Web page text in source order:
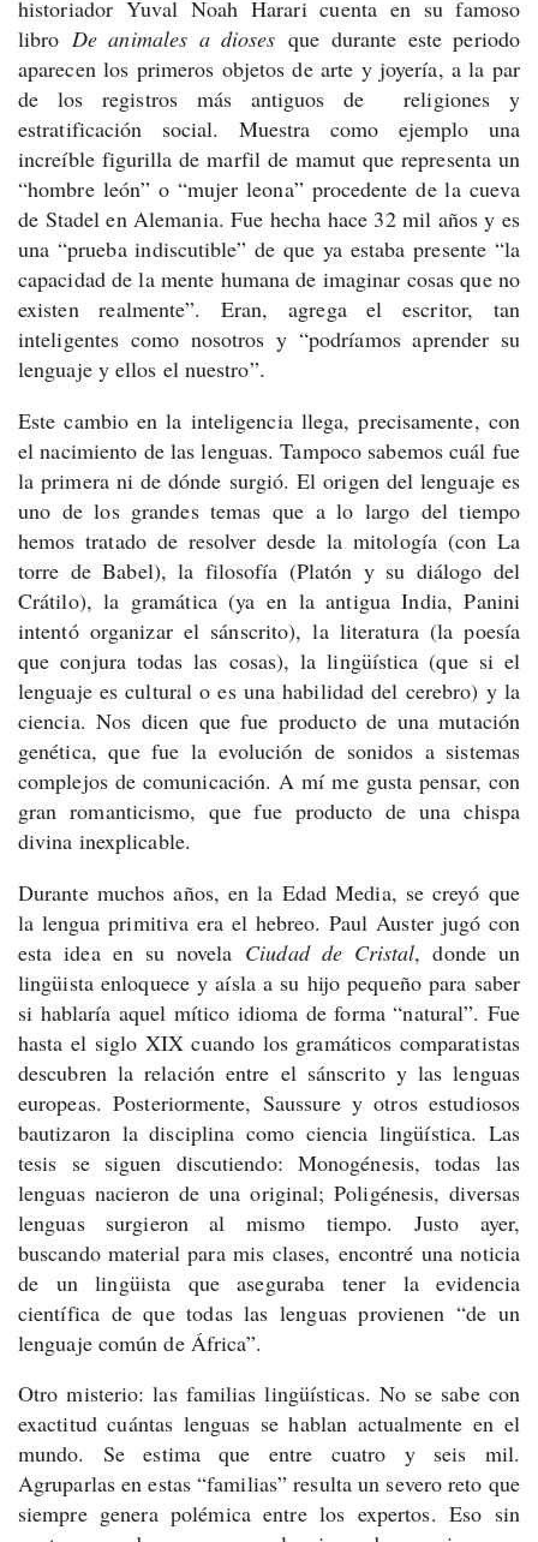
historiador Yuval Noah Harari cuenta en su famoso
libro De animales a dioses que durante este periodo
aparecen los primeros objetos de arte y joyería, a la par
de los registros más antiguos de religiones y
estratificación social. Muestra como ejemplo una
increíble figurilla de marfil de mamut que representa un
“hombre león” o “mujer leona” procedente de la cueva
de Stadel en Alemania. Fue hecha hace 32 mil años y es
una “prueba indiscutible” de que ya estaba presente “la
capacidad de la mente humana de imaginar cosas que no
existen realmente”. Eran, agrega el escritor, tan
inteligentes como nosotros y “podríamos aprender su
lenguaje y ellos el nuestro”.
Este cambio en la inteligencia llega, precisamente, con
el nacimiento de las lenguas. Tampoco sabemos cuál fue
la primera ni de dónde surgió. El origen del lenguaje es
uno de los grandes temas que a lo largo del tiempo
hemos tratado de resolver desde la mitología (con La
torre de Babel), la filosofía (Platón y su diálogo del
Crátilo), la gramática (ya en la antigua India, Panini
intentó organizar el sánscrito), la literatura (la poesía
que conjura todas las cosas), la lingüística (que si el
lenguaje es cultural o es una habilidad del cerebro) y la
ciencia. Nos dicen que fue producto de una mutación
genética, que fue la evolución de sonidos a sistemas
complejos de comunicación. A mí me gusta pensar, con
gran romanticismo, que fue producto de una chispa
divina inexplicable.
Durante muchos años, en la Edad Media, se creyó que
la lengua primitiva era el hebreo. Paul Auster jugó con
esta idea en su novela Ciudad de Cristal, donde un
lingüista enloquece y aísla a su hijo pequeño para saber
si hablaría aquel mítico idioma de forma “natural”. Fue
hasta el siglo XIX cuando los gramáticos comparatistas
descubren la relación entre el sánscrito y las lenguas
europeas. Posteriormente, Saussure y otros estudiosos
bautizaron la disciplina como ciencia lingüística. Las
tesis se siguen discutiendo: Monogénesis, todas las
lenguas nacieron de una original; Poligénesis, diversas
lenguas surgieron al mismo tiempo. Justo ayer,
buscando material para mis clases, encontré una noticia
de un lingüista que aseguraba tener la evidencia
científica de que todas las lenguas provienen “de un
lenguaje común de África”.
Otro misterio: las familias lingüísticas. No se sabe con
exactitud cuántas lenguas se hablan actualmente en el
mundo. Se estima que entre cuatro y seis mil.
Agruparlas en estas “familias” resulta un severo reto que
siempre genera polémica entre los expertos. Eso sin